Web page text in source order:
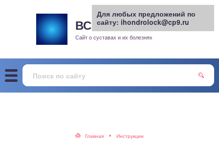
ВСЕ О СУСТАВАХ.РУ
Сайт о суставах и их болезнях
Главная Инструкции
Для любых предложений по
сайту: ihondrolock@cp9.ru
сустав